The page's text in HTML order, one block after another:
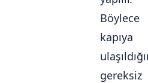
Böylece
kapıya
gereksiz